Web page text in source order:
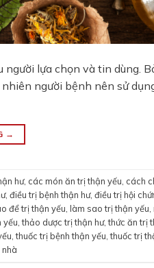
lựa chọn và tin dùng.
người bệnh nên sử
→
hư, các món ăn trị thận yếu, cách
, điều trị bệnh thận hư, điều trị hội
để trị thận yếu, làm sao trị thận yếu,
yếu,thảo dược trị thận hư,thức ăn trị
,thuốc trị bệnh thận yếu,thuốc trị